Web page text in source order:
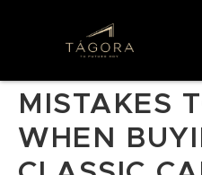
MISTAKES
WHEN